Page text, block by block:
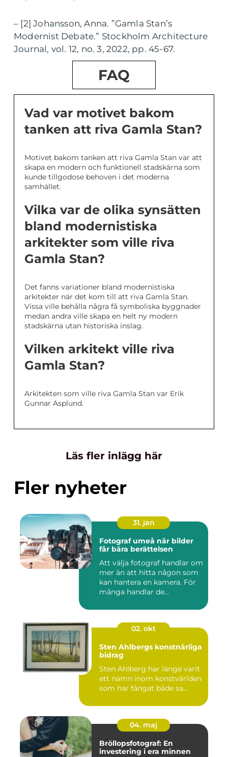
– [2] Johansson, Anna. ”Gamla Stan’s
Modernist Debate.” Stockholm Architecture
Journal, vol. 12, no. 3, 2022, pp. 45-67.
FAQ
Vad var motivet bakom
tanken att riva Gamla Stan?
Motivet bakom tanken att riva Gamla Stan var att
skapa en modern och funktionell stadskärna som
kunde tillgodose behoven i det moderna
samhället.
Vilka var de olika synsätten
bland modernistiska
arkitekter som ville riva
Gamla Stan?
Det fanns variationer bland modernistiska
arkitekter när det kom till att riva Gamla Stan.
Vissa ville behålla några få symboliska byggnader
medan andra ville skapa en helt ny modern
stadskärna utan historiska inslag.
Vilken arkitekt ville riva
Gamla Stan?
Arkitekten som ville riva Gamla Stan var Erik
Gunnar Asplund.
Läs fler inlägg här
Fler nyheter
31. jan
Fotograf umeå när bilder
får bära berättelsen
Att välja fotograf handlar om
mer än att hitta någon som
kan hantera en kamera. För
många handlar de...
02. okt
Sten Ahlbergs konstnärliga
bidrag
Sten Ahlberg har länge varit
ett namn inom konstvärlden
som har fångat både sa...
04. maj
Bröllopsfotograf: En
investering i era minnen